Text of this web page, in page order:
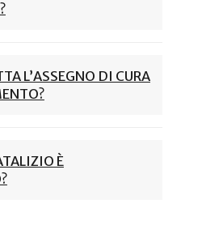
L’ASSEGNO DI CURA
È